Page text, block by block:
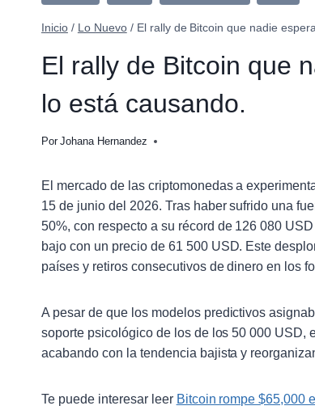
Inicio / Lo Nuevo / El rally de Bitcoin que nadie
El rally de Bitcoin que
lo está causando.
Por Johana Hernandez
El mercado de las criptomonedas a
15 de junio del 2026. Tras haber sufrido una
50%, con respecto a su récord de 126 080
bajo con un precio de 61 500 USD. Este
países y retiros consecutivos de dinero en los
A pesar de que los modelos predictivos
soporte psicológico de los de los 50 000 USD,
acabando con la tendencia bajista y
Te puede interesar leer Bitcoin rompe $65,000